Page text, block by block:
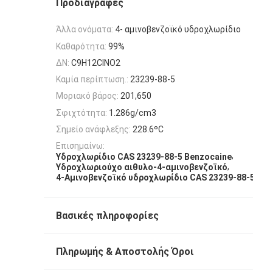
Προδιαγραφές
Άλλα ονόματα: 4- αμινοβενζοϊκό υδροχλωρίδιο
Καθαρότητα: 99%
ΔΝ: C9H12ClNO2
Καμία περίπτωση.: 23239-88-5
Μοριακό βάρος: 201,650
Σφιχτότητα: 1.286g/cm3
Σημείο ανάφλεξης: 228.6ºC
Επισημαίνω:
Υδροχλωρίδιο CAS 23239-88-5 Benzocaine,
Υδροχλωριούχο αιθυλο-4-αμινοβενζοϊκό,
4-Αμινοβενζοϊκό υδροχλωρίδιο CAS 23239-88-
Βασικές πληροφορίες
Πληρωμής & Αποστολής Όροι